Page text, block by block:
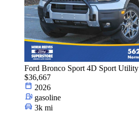
Ford Bronco Sport 4D Sport Utility
$36,667
2026
gasoline
3k mi